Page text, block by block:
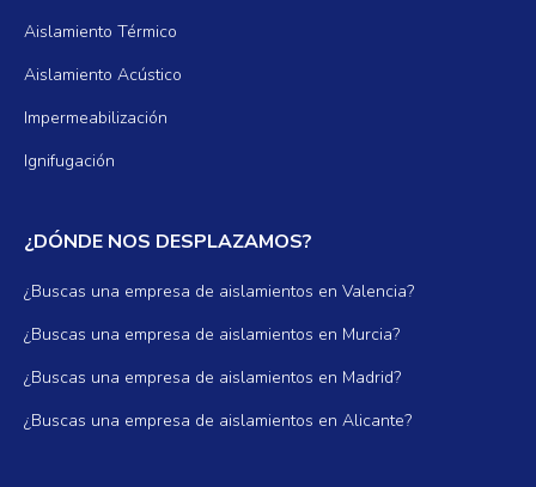
Aislamiento Térmico
Aislamiento Acústico
Impermeabilización
Ignifugación
¿DÓNDE NOS DESPLAZAMOS?
¿Buscas una empresa de aislamientos en Valencia?
¿Buscas una empresa de aislamientos en Murcia?
¿Buscas una empresa de aislamientos en Madrid?
¿Buscas una empresa de aislamientos en Alicante?